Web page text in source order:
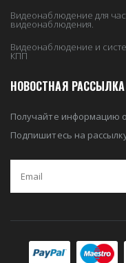
Видеонаблюдение для
видеонаблюдения.
Видеонаблюдение и
КПП
НОВОСТНАЯ РАССЫЛКА
Получайте информацию
Подпишитесь на